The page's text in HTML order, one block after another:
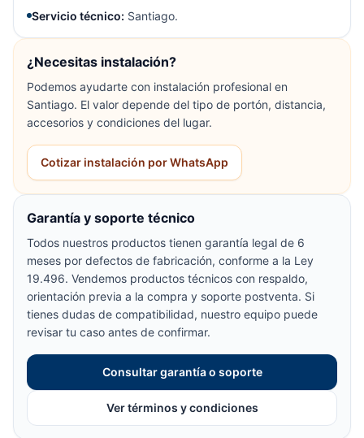
Servicio técnico: Santiago.
¿Necesitas instalación?
Podemos ayudarte con instalación profesional en
Santiago. El valor depende del tipo de portón, distancia,
accesorios y condiciones del lugar.
Cotizar instalación por WhatsApp
Garantía y soporte técnico
Todos nuestros productos tienen garantía legal de 6
meses por defectos de fabricación, conforme a la Ley
19.496. Vendemos productos técnicos con respaldo,
orientación previa a la compra y soporte postventa. Si
tienes dudas de compatibilidad, nuestro equipo puede
revisar tu caso antes de confirmar.
Consultar garantía o soporte
Ver términos y condiciones